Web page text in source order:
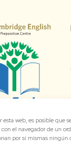
web, es posible que
el navegador de un
por sí mismas ningún